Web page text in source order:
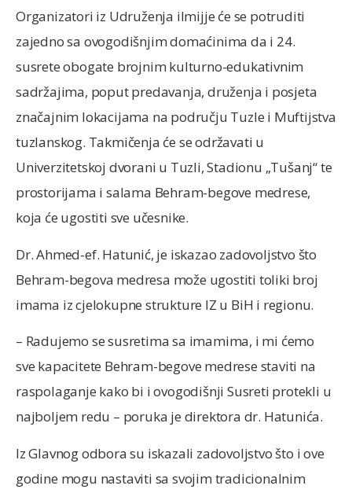
Organizatori iz Udruženja ilmijje će se potruditi
zajedno sa ovogodišnjim domaćinima da i 24.
susrete obogate brojnim kulturno-edukativnim
sadržajima, poput predavanja, druženja i posjeta
značajnim lokacijama na području Tuzle i Muftijstva
tuzlanskog. Takmičenja će se održavati u
Univerzitetskoj dvorani u Tuzli, Stadionu „Tušanj“ te
prostorijama i salama Behram-begove medrese,
koja će ugostiti sve učesnike.
Dr. Ahmed-ef. Hatunić, je iskazao zadovoljstvo što
Behram-begova medresa može ugostiti toliki broj
imama iz cjelokupne strukture IZ u BiH i regionu.
– Radujemo se susretima sa imamima, i mi ćemo
sve kapacitete Behram-begove medrese staviti na
raspolaganje kako bi i ovogodišnji Susreti protekli u
najboljem redu – poruka je direktora dr. Hatunića.
Iz Glavnog odbora su iskazali zadovoljstvo što i ove
godine mogu nastaviti sa svojim tradicionalnim